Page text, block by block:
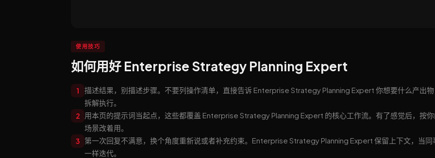
使用技巧
如何用好 Enterprise Strategy Planning Expert
1
描述结果，别描述步骤。不要列操作清单，直接告诉 Enterprise Strategy Planning Expert 你想要什么产出
拆解执行。
2
用本页的提示词当起点，这些都覆盖 Enterprise Strategy Planning Expert 的核心工作流。有了感觉后，按
场景改着用。
3
第一次回复不满意，换个角度重新说或者补充约束。Enterprise Strategy Planning Expert 保留上下文，当同
一样迭代。